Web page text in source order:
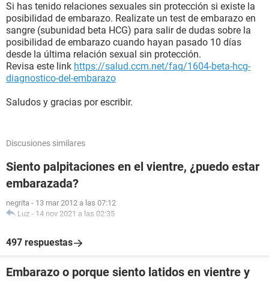
Si has tenido relaciones sexuales sin protección si existe la
posibilidad de embarazo. Realizate un test de embarazo en
sangre (subunidad beta HCG) para salir de dudas sobre la
posibilidad de embarazo cuando hayan pasado 10 días
desde la última relación sexual sin protección.
Revisa este link https://salud.ccm.net/faq/1604-beta-hcg-
diagnostico-del-embarazo
Saludos y gracias por escribir.
Discusiones similares
Siento palpitaciones en el vientre, ¿puedo estar
embarazada?
negrita - 13 mar 2012 a las 07:12
Luz - 14 nov 2021 a las 02:35
497 respuestas
Embarazo o porque siento latidos en vientre y